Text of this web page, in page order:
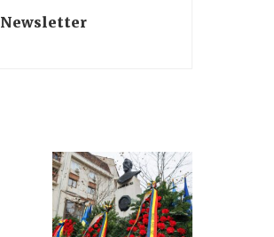
Newsletter